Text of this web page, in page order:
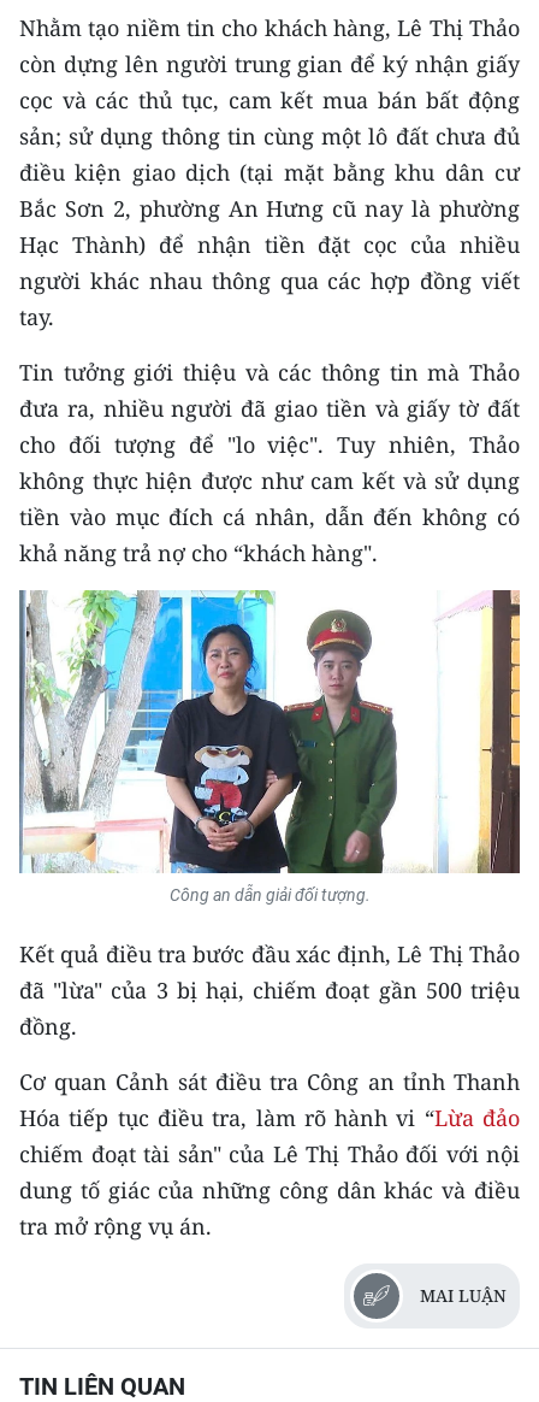
MEDIA CENTER
E-Magazine
Video
Media Chính trị
Media Kinh tế
Media Văn hóa
Media Pháp luật
Media Du lịch
Media Thế giới
Media Thể thao
Media Giáo dục
Media Y tế
Media Khoa học - Công nghệ
Media Môi trường
Ảnh
TIN MỚI
TIN ĐỊA PHƯƠNG
Trung du và miền núi phía Bắc
Đồng bằng sông Hồng
Bắc Trung Bộ
Duyên hải Nam Trung Bộ và Tây
Đồng bằng sông Cửu Long
Nhằm tạo niềm tin cho khách hàng, Lê Thị Thảo
còn dựng lên người trung gian để ký nhận giấy
cọc và các thủ tục, cam kết mua bán bất động
sản; sử dụng thông tin cùng một lô đất chưa đủ
điều kiện giao dịch (tại mặt bằng khu dân cư
Bắc Sơn 2, phường An Hưng cũ nay là phường
Hạc Thành) để nhận tiền đặt cọc của nhiều
người khác nhau thông qua các hợp đồng viết
tay.
Tin tưởng giới thiệu và các thông tin mà Thảo
đưa ra, nhiều người đã giao tiền và giấy tờ đất
cho đối tượng để "lo việc". Tuy nhiên, Thảo
không thực hiện được như cam kết và sử dụng
tiền vào mục đích cá nhân, dẫn đến không có
khả năng trả nợ cho “khách hàng".
Công an dẫn giải đối tượng.
Kết quả điều tra bước đầu xác định, Lê Thị Thảo
đã "lừa" của 3 bị hại, chiếm đoạt gần 500 triệu
đồng.
Cơ quan Cảnh sát điều tra Công an tỉnh Thanh
Hóa tiếp tục điều tra, làm rõ hành vi “Lừa đảo
chiếm đoạt tài sản" của Lê Thị Thảo đối với nội
dung tố giác của những công dân khác và điều
tra mở rộng vụ án.
MAI LUẬN
TIN LIÊN QUAN